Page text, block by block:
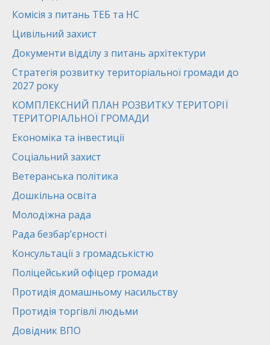
Комісія з питань ТЕБ та НС
Цивільний захист
Документи відділу з питань архітектури
Стратегія розвитку територіальної громади до
2027 року
КОМПЛЕКСНИЙ ПЛАН РОЗВИТКУ ТЕРИТОРІЇ
ТЕРИТОРІАЛЬНОЇ ГРОМАДИ
Економіка та інвестиції
Соціальний захист
Ветеранська політика
Дошкільна освіта
Молодіжна рада
Рада безбар’єрності
Консультації з громадськістю
Поліцейський офіцер громади
Протидія домашньому насильству
Протидія торгівлі людьми
Довідник ВПО